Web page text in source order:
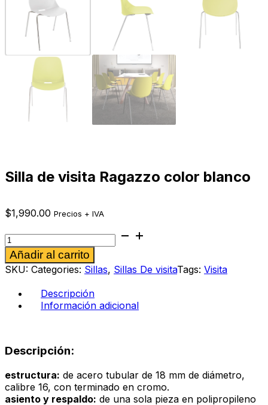
Silla de visita Ragazzo color blanco
$1,990.00 Precios + IVA
Silla
de
visita
Ragazzo
color
cantidad
Añadir al carrito
SKU: Categories: Sillas, Sillas De visitaTags: Visita
Descripción
Información adicional
Descripción:
estructura: de acero tubular de 18 mm de diámetro,
calibre 16, con terminado en cromo.
asiento y respaldo: de una sola pieza en polipropileno